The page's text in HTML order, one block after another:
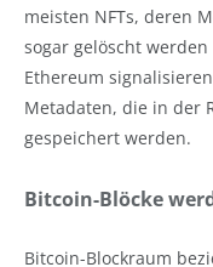
meisten NFTs, deren
sogar gelöscht werden
Ethereum
Metadaten, die in der
gespeichert werden.
Bitcoin-Blöcke
Bitcoin-Blockraum